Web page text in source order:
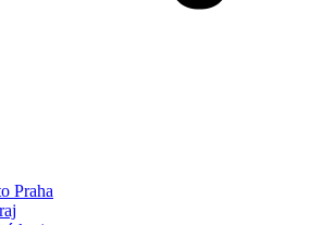
Praha